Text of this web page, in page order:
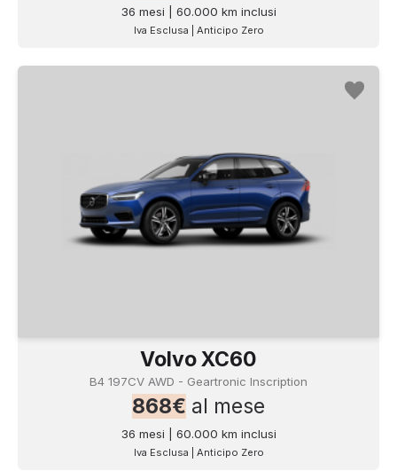
36 mesi | 60.000 km inclusi
Iva Esclusa | Anticipo Zero
Volvo XC60
B4 197CV AWD - Geartronic Inscription
868€ al mese
36 mesi | 60.000 km inclusi
Iva Esclusa | Anticipo Zero